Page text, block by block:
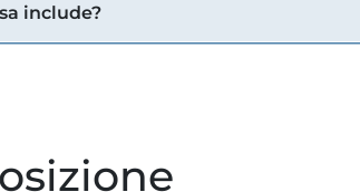
include?